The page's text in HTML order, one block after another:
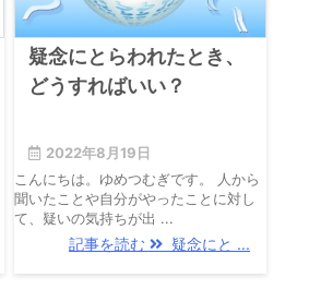
疑念にとらわれたとき、
どうすればいい？
2022年8月19日
こんにちは。ゆめつむぎです。 人から
聞いたことや自分がやったことに対し
て、疑いの気持ちが出 ...
記事を読む 疑念にと ...